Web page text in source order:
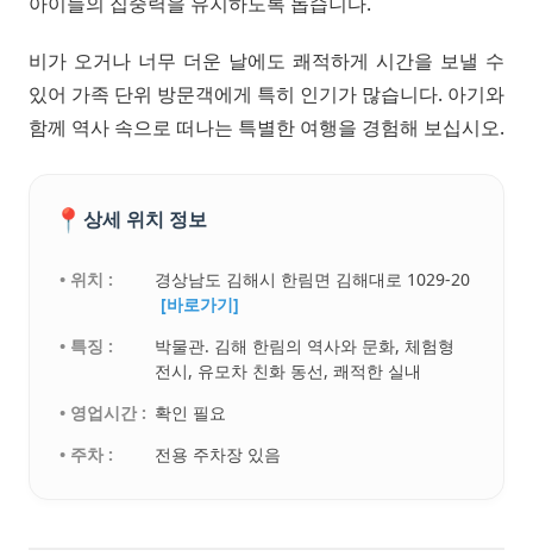
비가 오거나 너무 더운 날에도 쾌적하게 시간을 보낼 수
있어 가족 단위 방문객에게 특히 인기가 많습니다. 아기와
함께 역사 속으로 떠나는 특별한 여행을 경험해 보십시오.
📍 상세 위치 정보
• 위치 :
경상남도 김해시 한림면 김해대로 1029-20
[바로가기]
• 특징 :
박물관. 김해 한림의 역사와 문화, 체험형
전시, 유모차 친화 동선, 쾌적한 실내
• 영업시간 : 확인 필요
• 주차 :
전용 주차장 있음